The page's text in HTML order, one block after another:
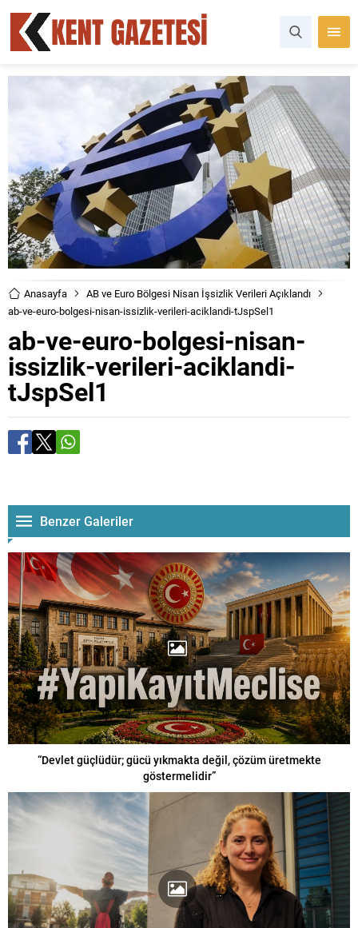
Anasayfa
AB ve Euro Bölgesi Nisan İşsizlik Verileri Açıklandı
ab-ve-euro-bolgesi-nisan-issizlik-verileri-aciklandi-tJspSel1
ab-ve-euro-bolgesi-nisan-
issizlik-verileri-aciklandi-
tJspSel1
Benzer Galeriler
“Devlet güçlüdür; gücü yıkmakta değil, çözüm üretmekte
göstermelidir”